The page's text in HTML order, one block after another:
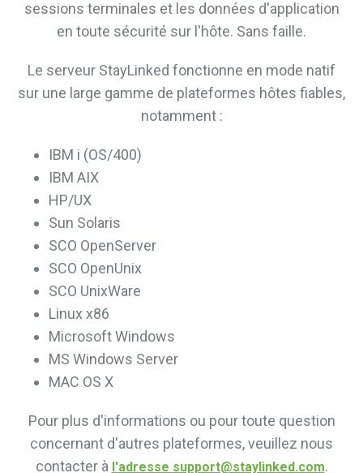
sessions terminales et les données d'application
en toute sécurité sur l'hôte. Sans faille.
Le serveur StayLinked fonctionne en mode natif
sur une large gamme de plateformes hôtes fiables,
notamment :
IBM i (OS/400)
IBM AIX
HP/UX
Sun Solaris
SCO OpenServer
SCO OpenUnix
SCO UnixWare
Linux x86
Microsoft Windows
MS Windows Server
MAC OS X
Pour plus d'informations ou pour toute question
concernant d'autres plateformes, veuillez nous
contacter à l'adresse support@staylinked.com.